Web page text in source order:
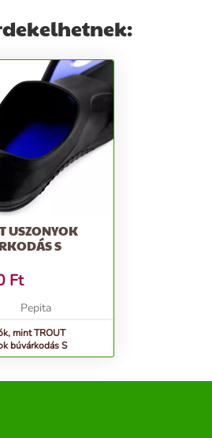
USZONYOK
S
Ft
Pepita
mint TROUT
búvárkodás S